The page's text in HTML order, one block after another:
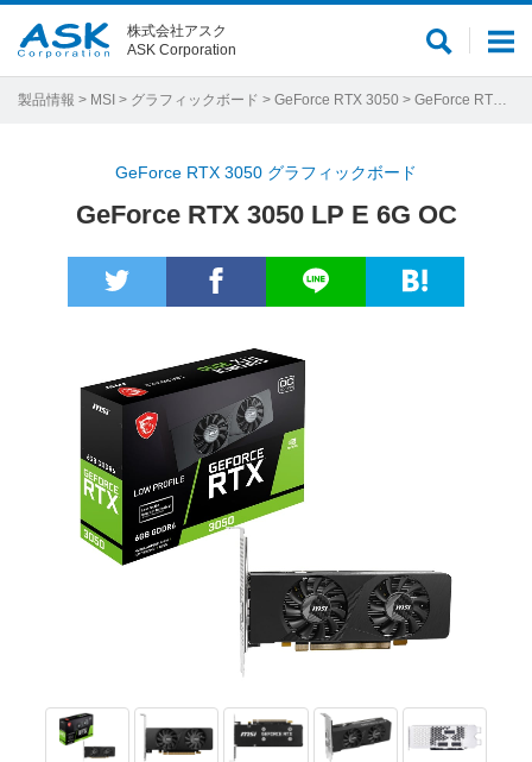
メ
ュ
サ
ト
株式会社アスク
ASK Corporation
製品情報 > MSI > グラフィックボード > GeForce RTX 3050 > GeForce RTX 3050 LP E 6G OC
GeForce RTX 3050 グラフィックボード
GeForce RTX 3050 LP E 6G OC